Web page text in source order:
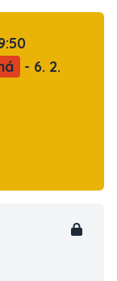
- 6. 2.